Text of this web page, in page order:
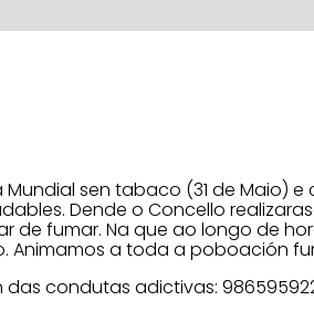
sen tabaco (31 de
Dende o Concello
de fumar. Na que ao longo de
a toda a poboación
condutas adictivas: